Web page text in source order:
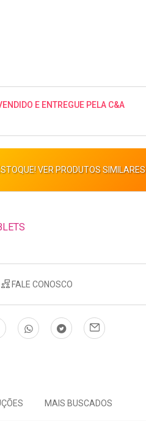
E ENTREGUE PELA C&A
VER PRODUTOS SIMILARES
FALE CONOSCO
MAIS BUSCADOS